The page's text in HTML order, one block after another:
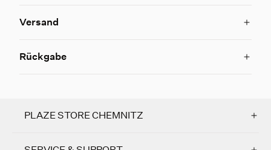
Versand
Rückgabe
PLAZE STORE CHEMNITZ